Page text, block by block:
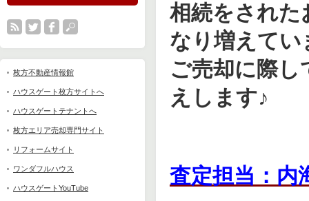
枚方不動産情報館
ハウスゲート枚方サイトへ
ハウスゲートテナントへ
枚方エリア売却専門サイト
リフォームサイト
ワンダフルハウス
ハウスゲートYouTube
相続をされた
なり増えてい
ご売却に際
えします♪
査定担当：内